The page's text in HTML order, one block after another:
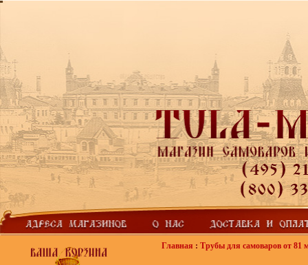
Главная : Трубы для самоваров от 81